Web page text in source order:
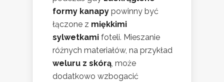
formy kanapy powinny być
łączone z miękkimi
sylwetkami foteli. Mieszanie
różnych materiałów, na przykład
weluru z skórą, może
dodatkowo wzbogacić